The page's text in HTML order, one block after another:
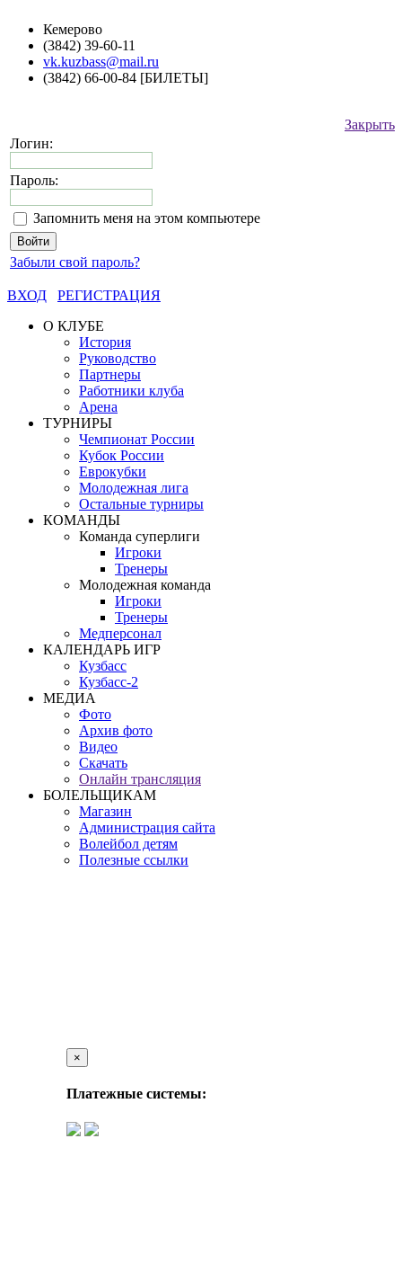
Кемерово
(3842) 39-60-11
vk.kuzbass@mail.ru
(3842) 66-00-84 [БИЛЕТЫ]
Закрыть
Логин:
Пароль:
Запомнить меня на этом компьютере
Забыли свой пароль?
ВХОД
РЕГИСТРАЦИЯ
О КЛУБЕ
История
Руководство
Партнеры
Работники клуба
Арена
ТУРНИРЫ
Чемпионат России
Кубок России
Еврокубки
Молодежная лига
Остальные турниры
КОМАНДЫ
Команда суперлиги
Игроки
Тренеры
Молодежная команда
Игроки
Тренеры
Медперсонал
КАЛЕНДАРЬ ИГР
Кузбасс
Кузбасс-2
МЕДИА
Фото
Архив фото
Видео
Скачать
Онлайн трансляция
БОЛЕЛЬЩИКАМ
Магазин
Администрация сайта
Волейбол детям
Полезные ссылки
×
Платежные системы: